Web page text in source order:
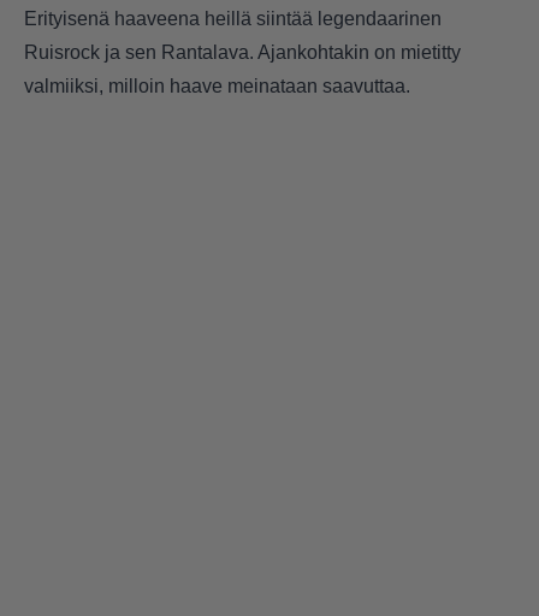
Erityisenä haaveena heillä siintää legendaarinen
Ruisrock ja sen Rantalava. Ajankohtakin on mietitty
valmiiksi, milloin haave meinataan saavuttaa.